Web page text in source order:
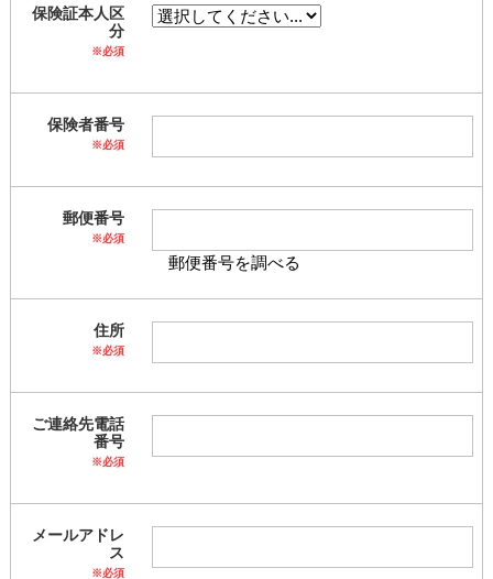
保険証本人区
分
※必須
保険者番号
※必須
郵便番号
※必須
郵便番号を調べる
住所
※必須
ご連絡先電話
番号
※必須
メールアドレ
ス
※必須